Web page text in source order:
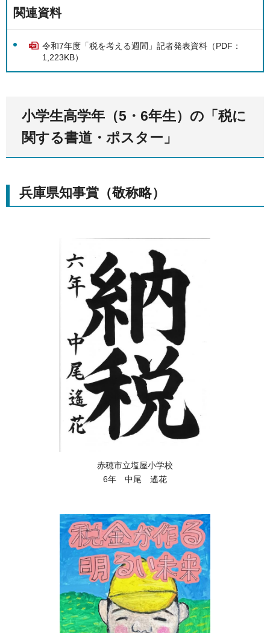
関連資料
令和7年度「税を考える週間」記者発表資料（PDF：
1,223KB）
小学生高学年（5・6年生）の「税に
関する書道・ポスター」
兵庫県知事賞（敬称略）
赤穂市立塩屋小学校
6年 中尾 遙花